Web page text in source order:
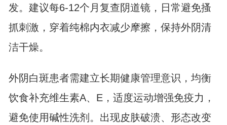
发。建议每6-12个月复查阴道镜，日常避免搔
抓刺激，穿着纯棉内衣减少摩擦，保持外阴清
洁干燥。
外阴白斑患者需建立长期健康管理意识，均衡
饮食补充维生素A、E，适度运动增强免疫力，
避免使用碱性洗剂。出现皮肤破溃、形态改变